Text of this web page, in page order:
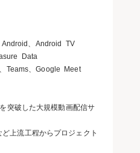
Android、Android TV
Data
Teams、Google Meet
突破した大規模動画配信サ
上流工程からプロジェクト